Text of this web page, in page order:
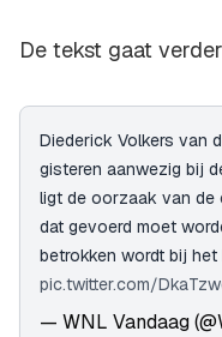
De tekst gaat
Diederick Volkers van
gisteren aanwezig bij
ligt de oorzaak van de
dat gevoerd moet
betrokken wordt bij
pic.twitter.com/
— WNL Vandaag